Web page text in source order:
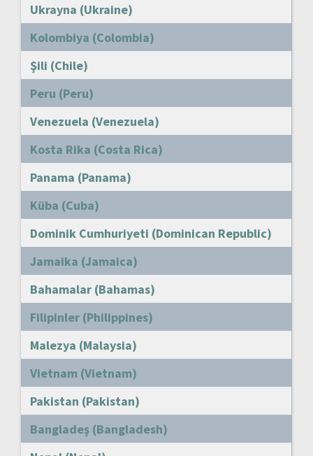
Ukrayna (Ukraine)
Kolombiya (Colombia)
Şili (Chile)
Peru (Peru)
Venezuela (Venezuela)
Kosta Rika (Costa Rica)
Panama (Panama)
Küba (Cuba)
Dominik Cumhuriyeti (Dominican Republic)
Jamaika (Jamaica)
Bahamalar (Bahamas)
Filipinler (Philippines)
Malezya (Malaysia)
Vietnam (Vietnam)
Pakistan (Pakistan)
Bangladeş (Bangladesh)